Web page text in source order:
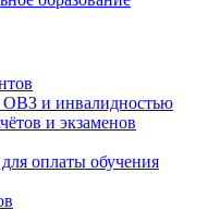
и инвалидностью
и экзаменов
оплаты обучения